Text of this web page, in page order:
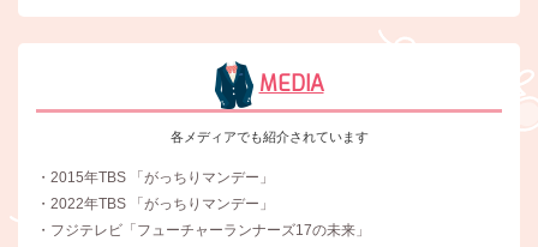
MEDIA
各メディアでも紹介されています
・2015年TBS 「がっちりマンデー」
・2022年TBS 「がっちりマンデー」
・フジテレビ「フューチャーランナーズ17の未来」